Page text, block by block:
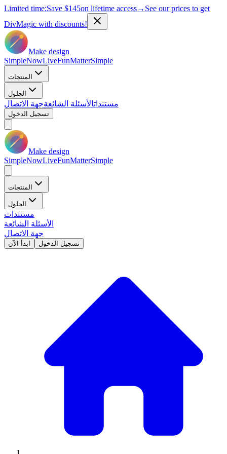
Limited time:Save $145on lifetime access→ See our prices to get
DivMagic with discounts!
Make design
SimpleNowLiveFunMatterSimple
المنتجات
الحلول
مستنداتالأسئلة الشائعةجهة الاتصال
تسجيل الدخول
Make design
SimpleNowLiveFunMatterSimple
المنتجات
الحلول
مستندات
الأسئلة الشائعة
جهة الاتصال
ابدأ الآن تسجيل الدخول